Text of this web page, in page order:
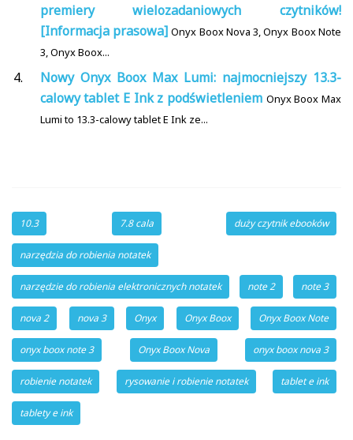
premiery wielozadaniowych czytników!
[Informacja prasowa] Onyx Boox Nova 3, Onyx Boox Note
3, Onyx Boox...
Nowy Onyx Boox Max Lumi: najmocniejszy 13.3-
calowy tablet E Ink z podświetleniem Onyx Boox Max
Lumi to 13.3-calowy tablet E Ink ze...
10.3 7.8 cala duży czytnik ebooków
narzędzia do robienia notatek
narzędzie do robienia elektronicznych notatek note 2 note 3
nova 2 nova 3 Onyx Onyx Boox Onyx Boox Note
onyx boox note 3 Onyx Boox Nova onyx boox nova 3
robienie notatek rysowanie i robienie notatek tablet e ink
tablety e ink